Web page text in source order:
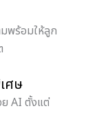
พร้อมให้ลูก
ศษ
ย AI ตั้งแต่